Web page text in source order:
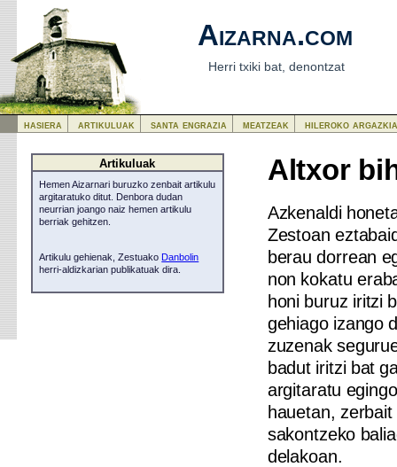
Aizarna.com
Herri txiki bat, denontzat
Altxor
Azkenaldi
Zestoan
berau dorrean
non kokatu
honi buruz iritzi
gehiago izango
zuzenak
badut iritzi bat
argitaratu
hauetan,
sakontzeko
delakoan.
Artikuluak
Hemen Aizarnari buruzko zenbait artikulu
argitaratuko ditut. Denbora dudan
neurrian joango naiz hemen artikulu
berriak gehitzen.
Artikulu gehienak, Zestuako Danbolin
herri-aldizkarian publikatuak dira.
hasiera artikuluak santa engrazia meatzeak hileroko